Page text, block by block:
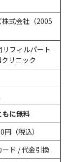
株式会社（2005
フィルパート
リニック
もに無料
（税込）
ド / 代金引換